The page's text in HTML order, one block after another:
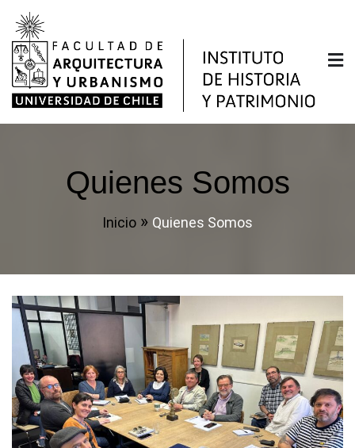
Saltar
contenido
Instituto de Historia y
Patrimonio
Facultad de Arquitectura y Urbanismo de la
Quienes Somos
Inicio Quienes Somos